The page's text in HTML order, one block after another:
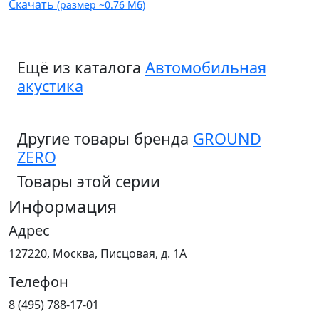
Скачать (размер ~0.76 Мб)
Ещё из каталога Автомобильная
акустика
Другие товары бренда GROUND
ZERO
Товары этой серии
Информация
Адрес
127220, Москва, Писцовая, д. 1А
Телефон
8 (495) 788-17-01